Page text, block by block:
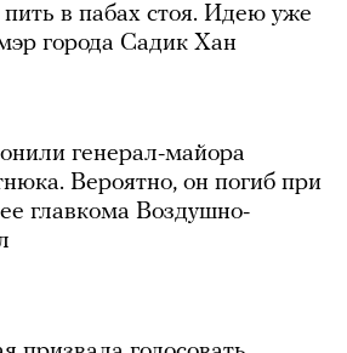
пить в пабах стоя. Идею уже
города Садик Хан
генерал-майора
Вероятно, он погиб при
главкома Воздушно-